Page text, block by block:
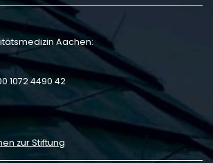
Aachen:
1072 4490 42
zur Stiftung